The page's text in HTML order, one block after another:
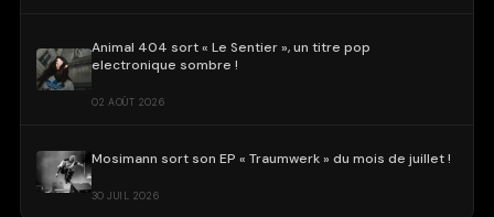
Animal 404 sort « Le Sentier », un titre pop
electronique sombre !
02 AOÛT 2026
Mosimann sort son EP « Traumwerk » du mois de juillet !
30 JUIL 2026